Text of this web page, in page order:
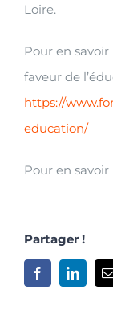
Loire.
Pour en savoir
faveur de
https://
education/
Pour en savoir
Partager !
Facebook